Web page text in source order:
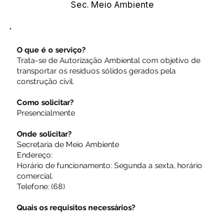
Sec. Meio Ambiente
O que é o serviço?
Trata-se de Autorização Ambiental com objetivo de
transportar os resíduos sólidos gerados pela
construção civil.
Como solicitar?
Presencialmente
Onde solicitar?
Secretaria de Meio Ambiente
Endereço:
Horário de funcionamento: Segunda a sexta, horário
comercial.
Telefone: (68)
Quais os requisitos necessários?